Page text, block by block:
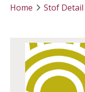
Home Stof Detail